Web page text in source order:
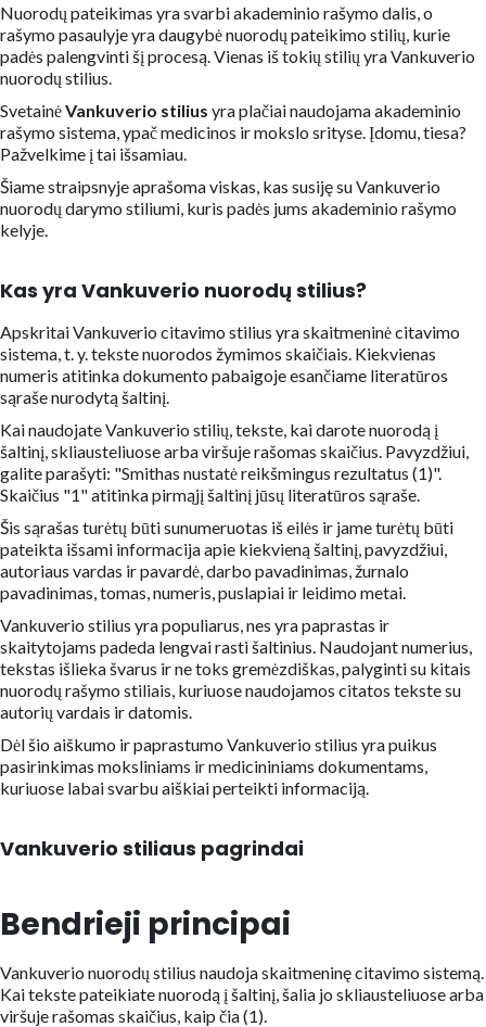
Nuorodų pateikimas yra svarbi akademinio rašymo dalis, o
rašymo pasaulyje yra daugybė nuorodų pateikimo stilių, kurie
padės palengvinti šį procesą. Vienas iš tokių stilių yra Vankuverio
nuorodų stilius.
SvetainėVankuverio stilius yra plačiai naudojama akademinio
rašymo sistema, ypač medicinos ir mokslo srityse. Įdomu, tiesa?
Pažvelkime į tai išsamiau.
Šiame straipsnyje aprašoma viskas, kas susiję su Vankuverio
nuorodų darymo stiliumi, kuris padės jums akademinio rašymo
kelyje.
Kas yra Vankuverio nuorodų stilius?
Apskritai Vankuverio citavimo stilius yra skaitmeninė citavimo
sistema, t. y. tekste nuorodos žymimos skaičiais. Kiekvienas
numeris atitinka dokumento pabaigoje esančiame literatūros
sąraše nurodytą šaltinį.
Kai naudojate Vankuverio stilių, tekste, kai darote nuorodą į
šaltinį, skliausteliuose arba viršuje rašomas skaičius. Pavyzdžiui,
galite parašyti: "Smithas nustatė reikšmingus rezultatus (1)".
Skaičius "1" atitinka pirmąjį šaltinį jūsų literatūros sąraše.
Šis sąrašas turėtų būti sunumeruotas iš eilės ir jame turėtų būti
pateikta išsami informacija apie kiekvieną šaltinį, pavyzdžiui,
autoriaus vardas ir pavardė, darbo pavadinimas, žurnalo
pavadinimas, tomas, numeris, puslapiai ir leidimo metai.
Vankuverio stilius yra populiarus, nes yra paprastas ir
skaitytojams padeda lengvai rasti šaltinius. Naudojant numerius,
tekstas išlieka švarus ir ne toks gremėzdiškas, palyginti su kitais
nuorodų rašymo stiliais, kuriuose naudojamos citatos tekste su
autorių vardais ir datomis.
Dėl šio aiškumo ir paprastumo Vankuverio stilius yra puikus
pasirinkimas moksliniams ir medicininiams dokumentams,
kuriuose labai svarbu aiškiai perteikti informaciją.
Vankuverio stiliaus pagrindai
Bendrieji principai
Vankuverio nuorodų stilius naudoja skaitmeninę citavimo sistemą.
Kai tekste pateikiate nuorodą į šaltinį, šalia jo skliausteliuose arba
viršuje rašomas skaičius, kaip čia (1).